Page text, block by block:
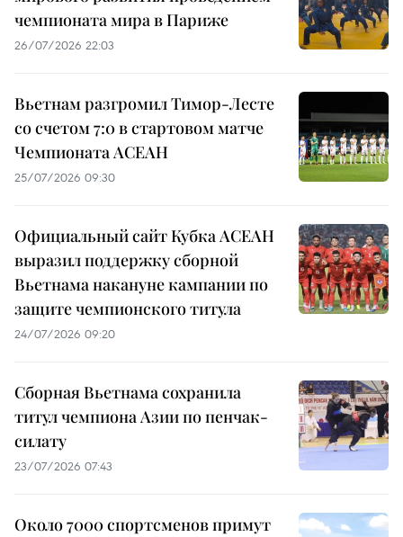
чемпионата мира в Париже
26/07/2026 22:03
Вьетнам разгромил Тимор-Лесте
со счетом 7:0 в стартовом матче
Чемпионата АСЕАН
25/07/2026 09:30
Официальный сайт Кубка АСЕАН
выразил поддержку сборной
Вьетнама накануне кампании по
защите чемпионского титула
24/07/2026 09:20
Сборная Вьетнама сохранила
титул чемпиона Азии по пенчак-
силату
23/07/2026 07:43
Около 7000 спортсменов примут